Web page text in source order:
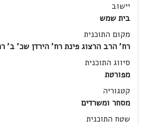
יישוב
בית שמש
מקום התוכנית
רח' הרב הרצוג פינת רח' הירדן שכ' ב'
סיווג התוכנית
מפורטת
קטגוריה
מסחר ומשרדים
שטח התוכנית